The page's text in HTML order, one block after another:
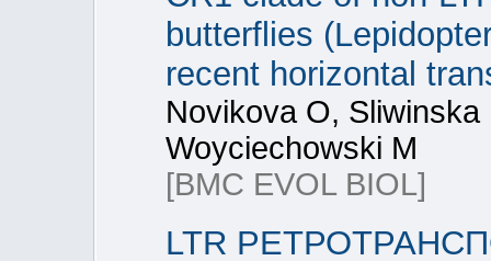
butterflies
recent horizontal
Novikova O, Sliwinska
Woyciechowski M
[BMC EVOL BIOL]
LTR